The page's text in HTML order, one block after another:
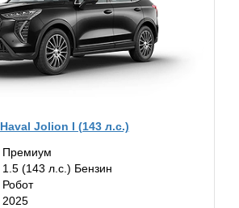
Haval Jolion I (143 л.с.)
Премиум
1.5 (143 л.с.) Бензин
Робот
2025